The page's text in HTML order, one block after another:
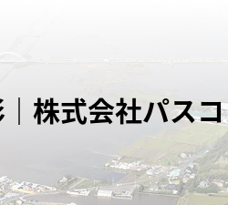
株式会社パスコ